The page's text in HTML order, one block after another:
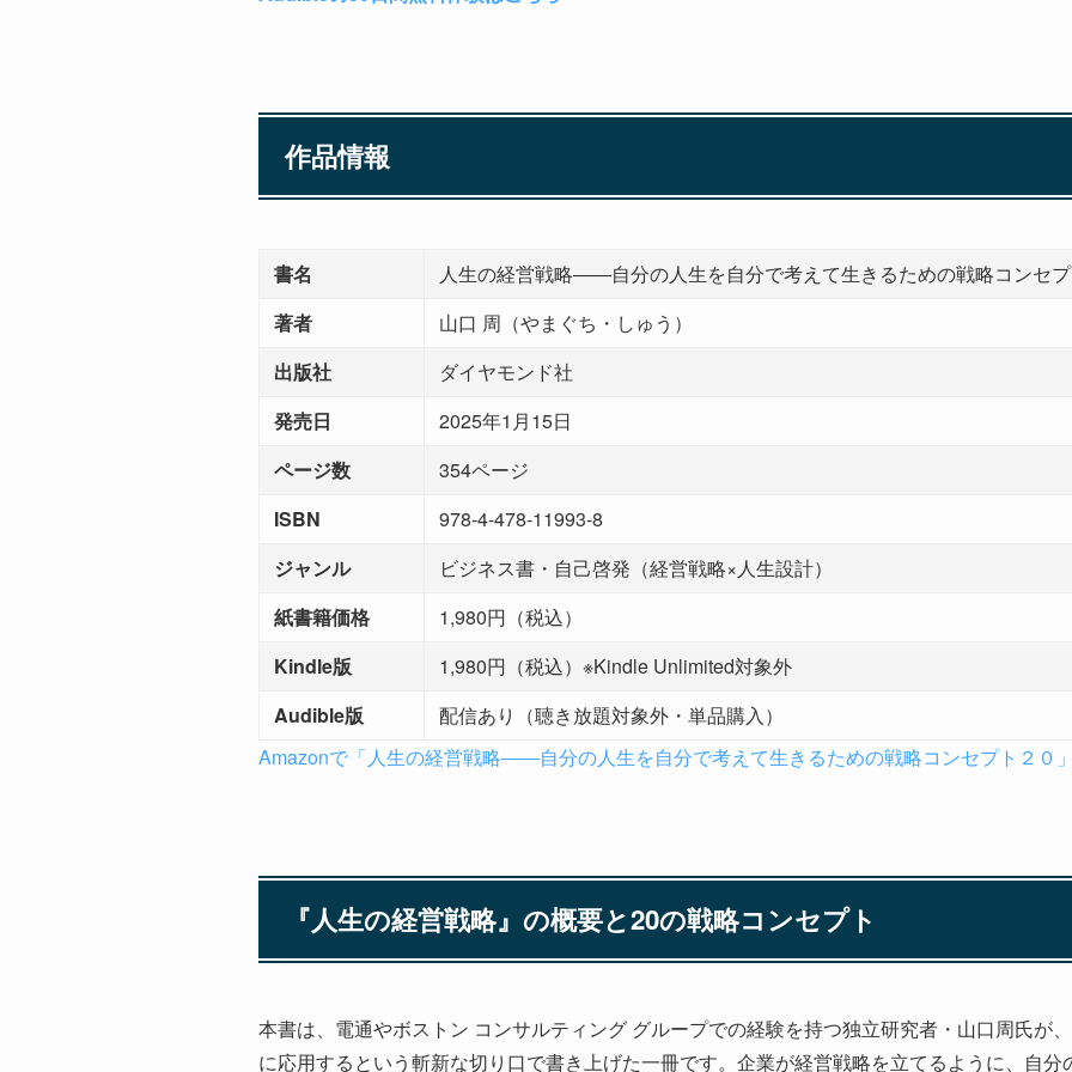
作品情報
書名
人生の経営戦略――自分の人生を自分で考えて生きるための戦略コンセ
著者
山口 周（やまぐち・しゅう）
出版社
ダイヤモンド社
発売日
2025年1月15日
ページ数
354ページ
ISBN
978-4-478-11993-8
ジャンル
ビジネス書・自己啓発（経営戦略×人生設計）
紙書籍価格
1,980円（税込）
Kindle版
1,980円（税込）※Kindle Unlimited対象外
Audible版
配信あり（聴き放題対象外・単品購入）
Amazonで「人生の経営戦略――自分の人生を自分で考えて生きるための戦略コンセプト２０
『人生の経営戦略』の概要と20の戦略コンセプト
本書は、電通やボストン コンサルティング グループでの経験を持つ独立研究者・山口周氏が
に応用するという斬新な切り口で書き上げた一冊です。企業が経営戦略を立てるように、自